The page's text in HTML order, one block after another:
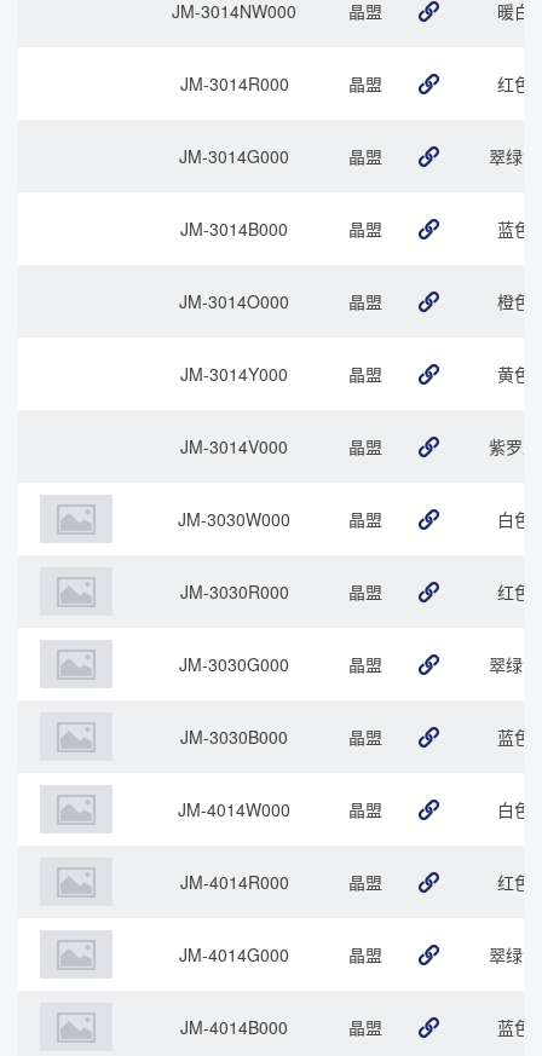
JM-3014NW000 晶盟 暖白
JM-3014R000 晶盟 红色
JM-3014G000 晶盟 翠绿色
JM-3014B000 晶盟 蓝色
JM-3014O000 晶盟 橙色
JM-3014Y000 晶盟 黄色
JM-3014V000 晶盟 紫罗兰
JM-3030W000 晶盟 白色
JM-3030R000 晶盟 红色
JM-3030G000 晶盟 翠绿色
JM-3030B000 晶盟 蓝色
JM-4014W000 晶盟 白色
JM-4014R000 晶盟 红色
JM-4014G000 晶盟 翠绿色
JM-4014B000 晶盟 蓝色